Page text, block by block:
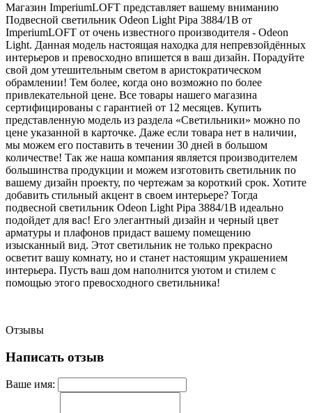
Магазин ImperiumLOFT представляет вашему вниманию
Подвесной светильник Odeon Light Pipa 3884/1B от
ImperiumLOFT от очень известного производителя - Odeon
Light. Данная модель настоящая находка для непревзойдённых
интерьеров и превосходно впишется в ваш дизайн. Порадуйте
свой дом утешительным светом в аристократическом
обрамлении! Тем более, когда оно возможно по более
привлекательной цене. Все товары нашего магазина
сертифицированы с гарантией от 12 месяцев. Купить
представленную модель из раздела «Светильники» можно по
цене указанной в карточке. Даже если товара нет в наличии,
мы можем его поставить в течении 30 дней в большом
количестве! Так же наша компания является производителем
большинства продукции и можем изготовить светильник по
вашему дизайн проекту, по чертежам за короткий срок. Хотите
добавить стильный акцент в своем интерьере? Тогда
подвесной светильник Odeon Light Pipa 3884/1B идеально
подойдет для вас! Его элегантный дизайн и черный цвет
арматуры и плафонов придаст вашему помещению
изысканный вид. Этот светильник не только прекрасно
осветит вашу комнату, но и станет настоящим украшением
интерьера. Пусть ваш дом наполнится уютом и стилем с
помощью этого превосходного светильника!
Отзывы
Написать отзыв
Ваше имя: